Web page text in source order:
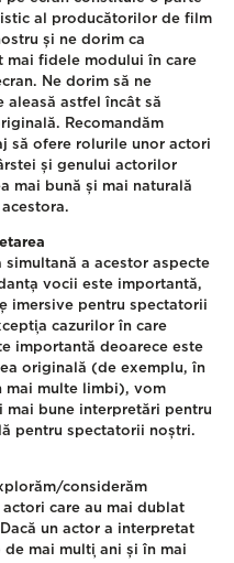
al producătorilor de film
și ne dorim ca
mai fidele modului în care
Ne dorim să ne
aleasă astfel încât să
Recomandăm
să ofere rolurile unor actori
și genului actorilor
mai bună și mai naturală
simultană a acestor aspecte
vocii este importantă,
imersive pentru spectatorii
cazurilor în care
importantă deoarece este
originală (de exemplu, în
mai multe limbi), vom
bune interpretări pentru
pentru spectatorii noștri.
considerăm
care au mai dublat
un actor a interpretat
mai mulți ani și în mai